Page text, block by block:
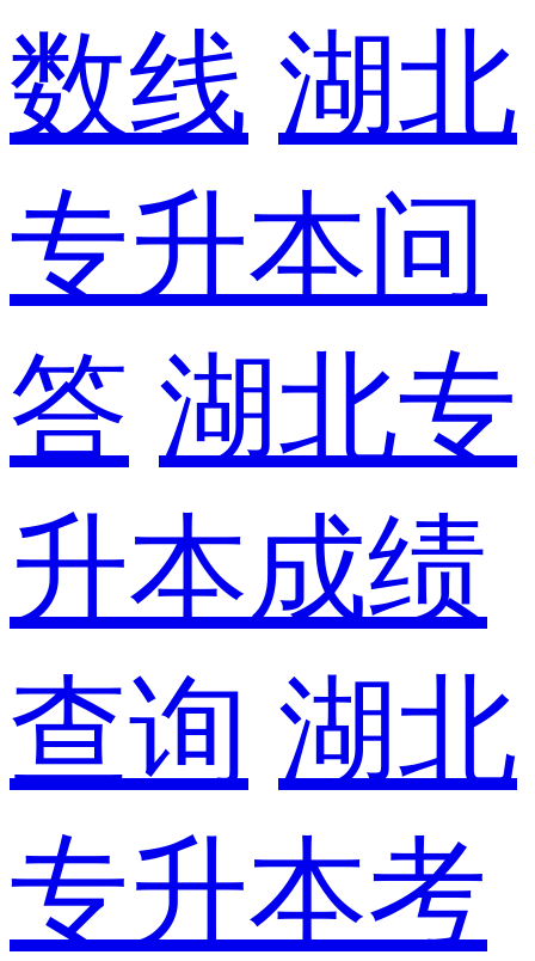
数线 湖北
专升本问
答 湖北专
升本成绩
查询 湖北
专升本考